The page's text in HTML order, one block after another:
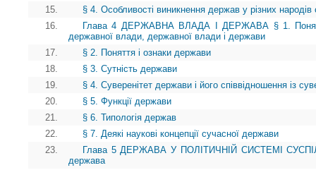
15.
§ 4. Особливості виникнення держав у різних народів
16.
Глава 4 ДЕРЖАВНА ВЛАДА І ДЕРЖАВА § 1.
державної влади, державної влади і держави
17.
§ 2. Поняття і ознаки держави
18.
§ 3. Сутність держави
19.
§ 4. Суверенітет держави і його співвідношення із
20.
§ 5. Функції держави
21.
§ 6. Типологія держав
22.
§ 7. Деякі наукові концепції сучасної держави
23.
Глава 5 ДЕРЖАВА У ПОЛІТИЧНІЙ СИСТЕМІ
держава